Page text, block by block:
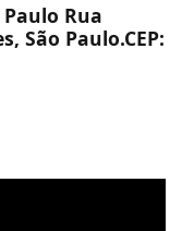
Rua
São Paulo.CEP: